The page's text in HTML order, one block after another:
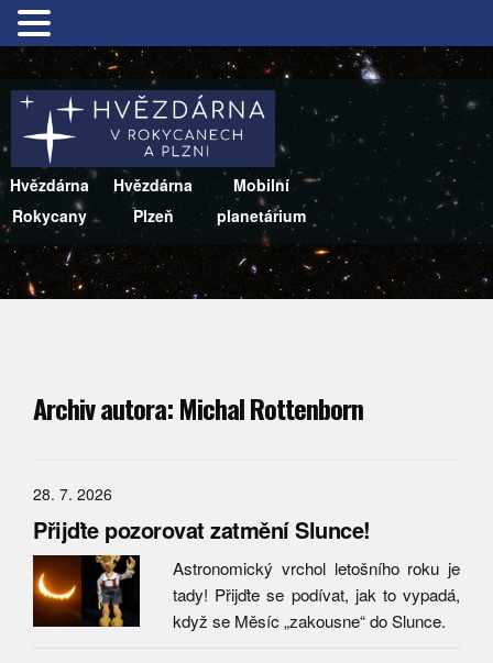
Hvězdárna
Rokycany
Hvězdárna
Plzeň
Mobilní
planetárium
Archiv autora:Michal Rottenborn
28. 7. 2026
Přijďte pozorovat zatmění Slunce!
Astronomický vrchol letošního roku je
tady! Přijďte se podívat, jak to vypadá,
když se Měsíc „zakousne“ do Slunce.